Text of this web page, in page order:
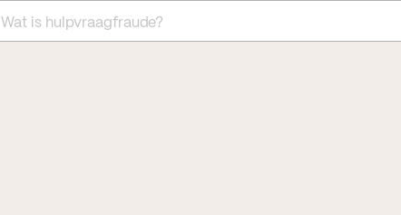
Wat is hulpvraagfraude?